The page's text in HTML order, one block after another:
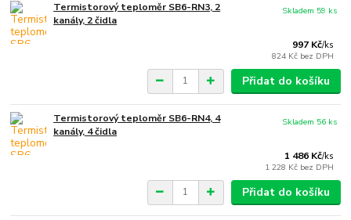
Termistorový teploměr SB6-RN3, 2
kanály, 2 čidla
997 Kč/ks
824 Kč bez DPH
Skladem 59 ks
Přidat do košíku
Termistorový teploměr SB6-RN4, 4
kanály, 4 čidla
1 486 Kč/ks
1 228 Kč bez DPH
Skladem 56 ks
Přidat do košíku